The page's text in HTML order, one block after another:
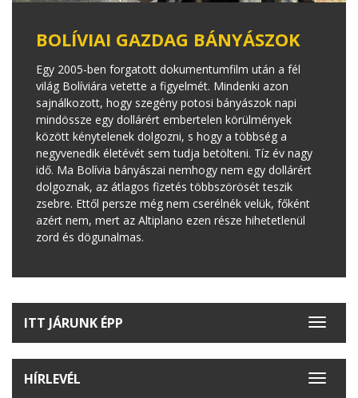
BOLÍVIAI GAZDAG BÁNYÁSZOK
Egy 2005-ben forgatott dokumentumfilm után a fél
világ Bolíviára vetette a figyelmét. Mindenki azon
sajnálkozott, hogy szegény potosi bányászok napi
mindössze egy dollárért embertelen körülmények
között kénytelenek dolgozni, s hogy a többség a
negyvenedik életévét sem tudja betölteni. Tíz év nagy
idő. Ma Bolívia bányászai nemhogy nem egy dollárért
dolgoznak, az átlagos fizetés többszörösét teszik
zsebre. Ettől persze még nem cserélnék velük, főként
azért nem, mert az Altiplano ezen része hihetetlenül
zord és dögunalmas.
Toggle
ITT JÁRUNK ÉPP
Toggle
HÍRLEVÉL